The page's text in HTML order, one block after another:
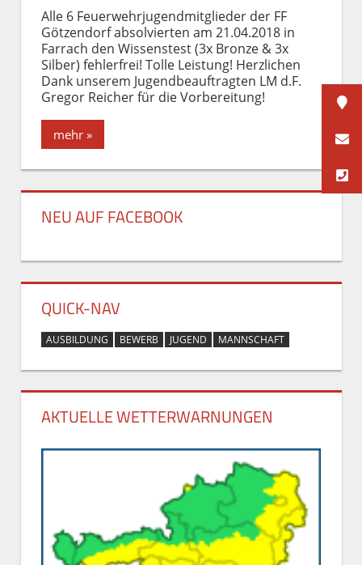
Alle 6 Feuerwehrjugendmitglieder der FF
Götzendorf absolvierten am 21.04.2018 in
Farrach den Wissenstest (3x Bronze & 3x
Silber) fehlerfrei! Tolle Leistung! Herzlichen
Dank unserem Jugendbeauftragten LM d.F.
Gregor Reicher für die Vorbereitung!
mehr »
NEU AUF FACEBOOK
QUICK-NAV
AUSBILDUNG BEWERB JUGEND MANNSCHAFT
AKTUELLE WETTERWARNUNGEN